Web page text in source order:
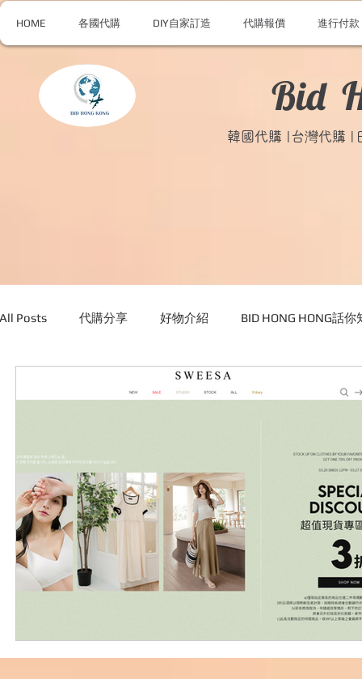
HOME 各國代購 DIY自家訂造 代購報價 進行付款
Bid
韓國代購 |台灣代購 |
All Posts 代購分享 好物介紹 BID HONG HONG話你
ABOUT ME ABOUT BIDHONGKONG